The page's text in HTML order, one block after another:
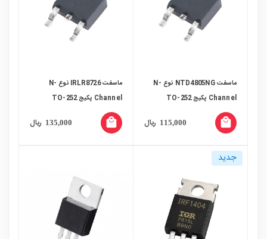
ماسفت NTD4805NG نوع N-
Channel پکیج TO-252
(DPAK)
115,000 ریال local_mall
ماسفت IRLR8726 نوع N-
Channel پکیج TO-252
(DPAK)
135,000 ریال local_mall
جدید